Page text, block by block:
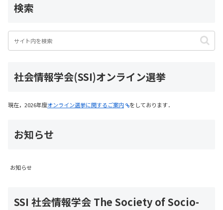
検索
社会情報学会(SSI)オンライン選挙
現在，2026年度オンライン選挙に関するご案内 をしております．
お知らせ
お知らせ
SSI 社会情報学会 The Society of Socio-